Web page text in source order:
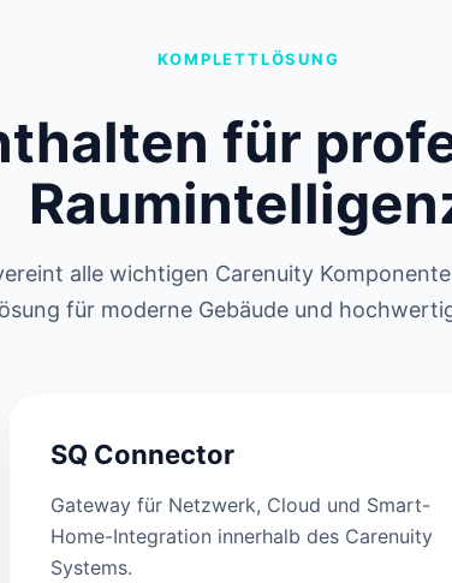
KOMPLETTLÖSUNG
für
alle wichtigen Carenuity
für moderne Gebäude und
SQ Connector
Gateway für Netzwerk, Cloud und Smart-
Home-Integration innerhalb des Carenuity
Systems.